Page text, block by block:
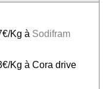
Kg à Sodifram
Kg à Cora drive